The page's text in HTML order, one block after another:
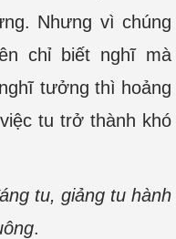
Nhưng vì chúng
chỉ biết nghĩ mà
tưởng thì hoảng
tu trở thành khó
tu, giảng tu hành
.